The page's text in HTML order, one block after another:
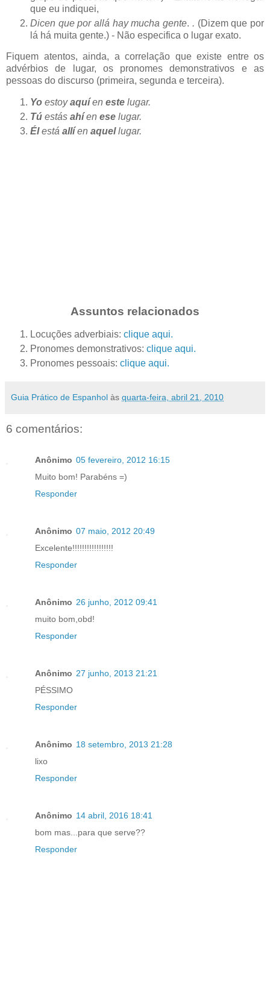
que eu indiquei,
Dicen que por allá hay mucha gente. . (Dizem que por
lá há muita gente.) - Não especifica o lugar exato.
Fiquem atentos, ainda, a correlação que existe entre os
advérbios de lugar, os pronomes demonstrativos e as
pessoas do discurso (primeira, segunda e terceira).
Yo estoyaquíen este lugar.
Tú estás ahíen ese lugar.
Élestá allíen aquellugar.
Assuntos relacionados
Locuções adverbiais: clique aqui.
Pronomes demonstrativos: clique aqui.
Pronomes pessoais: clique aqui.
Guia Prático de Espanhol às quarta-feira, abril 21, 2010
6 comentários:
Anônimo 05 fevereiro, 2012 16:15
Muito bom! Parabéns =)
Responder
Anônimo 07 maio, 2012 20:49
Excelente!!!!!!!!!!!!!!!!!
Responder
Anônimo 26 junho, 2012 09:41
muito bom,obd!
Responder
Anônimo 27 junho, 2013 21:21
PÉSSIMO
Responder
Anônimo 18 setembro, 2013 21:28
lixo
Responder
Anônimo 14 abril, 2016 18:41
bom mas...para que serve??
Responder